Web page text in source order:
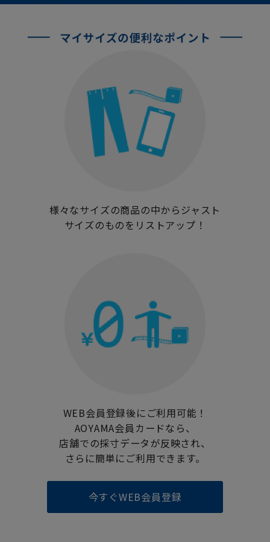
様々なサイズの商品の中からジャスト
サイズのものをリストアップ！
WEB会員登録後にご利用可能！
AOYAMA会員カードなら、
店舗での採寸データが反映され、
さらに簡単にご利用できます。
今すぐWEB会員登録